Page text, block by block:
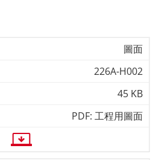
圖面
226A-H002
45 KB
PDF: 工程用圖面